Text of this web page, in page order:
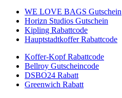
WE LOVE BAGS Gutschein
Horizn Studios Gutschein
Kipling Rabattcode
Hauptstadtkoffer Rabattcode
Koffer-Kopf Rabattcode
Bellroy Gutscheincode
DSBO24 Rabatt
Greenwich Rabatt